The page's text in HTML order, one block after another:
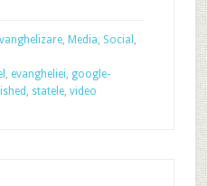
, Media, Social ,
, evangheliei, google-
, statele, video